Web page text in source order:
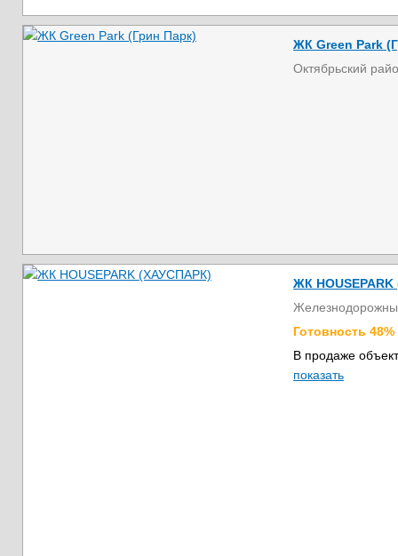
ЖК Green Park
Октябрьский
ЖК
Готовность 48%
В продаже
показать